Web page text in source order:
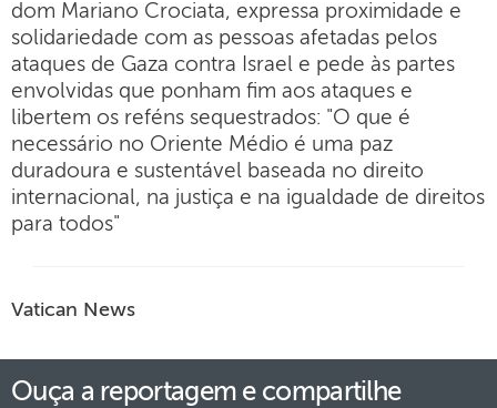
dom Mariano Crociata, expressa proximidade e
solidariedade com as pessoas afetadas pelos
ataques de Gaza contra Israel e pede às partes
envolvidas que ponham fim aos ataques e
libertem os reféns sequestrados: "O que é
necessário no Oriente Médio é uma paz
duradoura e sustentável baseada no direito
internacional, na justiça e na igualdade de direitos
para todos"
Vatican News
Ouça a reportagem e compartilhe